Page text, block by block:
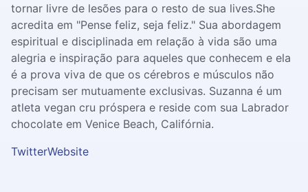
tornar livre de lesões para o resto de sua lives.She
acredita em "Pense feliz, seja feliz." Sua abordagem
espiritual e disciplinada em relação à vida são uma
alegria e inspiração para aqueles que conhecem e ela
é a prova viva de que os cérebros e músculos não
precisam ser mutuamente exclusivas. Suzanna é um
atleta vegan cru próspera e reside com sua Labrador
chocolate em Venice Beach, Califórnia.
TwitterWebsite